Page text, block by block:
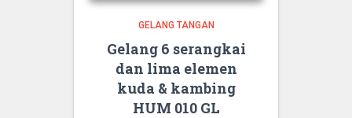
GELANG TANGAN
Gelang 6 serangkai
dan lima elemen
kuda & kambing
HUM 010 GL